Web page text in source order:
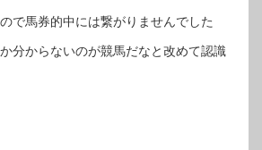
で馬券的中には繋がりませんでした
分からないのが競馬だなと改めて認識